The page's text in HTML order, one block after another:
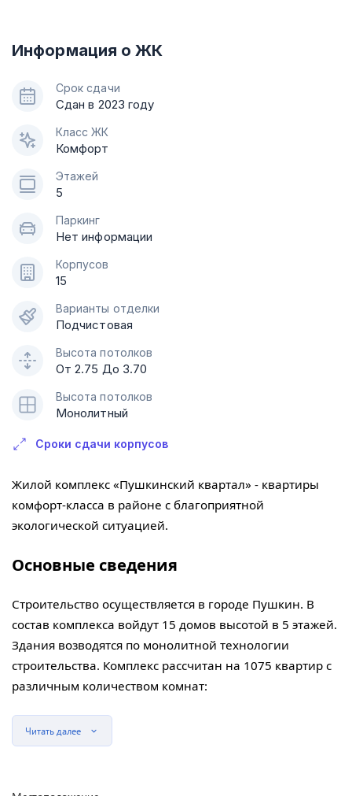
Информация о ЖК
Срок сдачи
Сдан в 2023 году
Класс ЖК
Комфорт
Этажей
5
Паркинг
Нет информации
Корпусов
15
Варианты отделки
Подчистовая
Высота потолков
От 2.75 До 3.70
Высота потолков
Монолитный
Сроки сдачи корпусов
Жилой комплекс «Пушкинский квартал» - квартиры
комфорт-класса в районе с благоприятной
экологической ситуацией.
Основные сведения
Строительство осуществляется в городе Пушкин. В
состав комплекса войдут 15 домов высотой в 5 этажей.
Здания возводятся по монолитной технологии
строительства. Комплекс рассчитан на 1075 квартир с
различным количеством комнат:
Читать далее